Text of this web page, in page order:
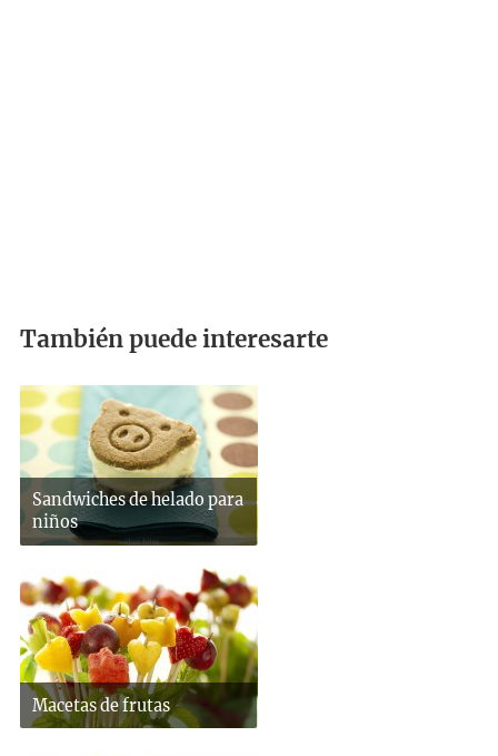
También puede interesarte
Sandwiches de helado para
niños
Macetas de frutas